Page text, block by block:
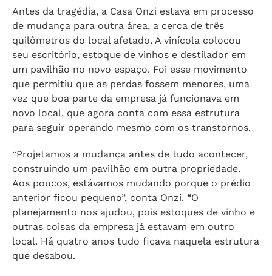
Antes da tragédia, a Casa Onzi estava em processo
de mudança para outra área, a cerca de três
quilômetros do local afetado. A vinícola colocou
seu escritório, estoque de vinhos e destilador em
um pavilhão no novo espaço. Foi esse movimento
que permitiu que as perdas fossem menores, uma
vez que boa parte da empresa já funcionava em
novo local, que agora conta com essa estrutura
para seguir operando mesmo com os transtornos.
“Projetamos a mudança antes de tudo acontecer,
construindo um pavilhão em outra propriedade.
Aos poucos, estávamos mudando porque o prédio
anterior ficou pequeno”, conta Onzi. “O
planejamento nos ajudou, pois estoques de vinho e
outras coisas da empresa já estavam em outro
local. Há quatro anos tudo ficava naquela estrutura
que desabou.